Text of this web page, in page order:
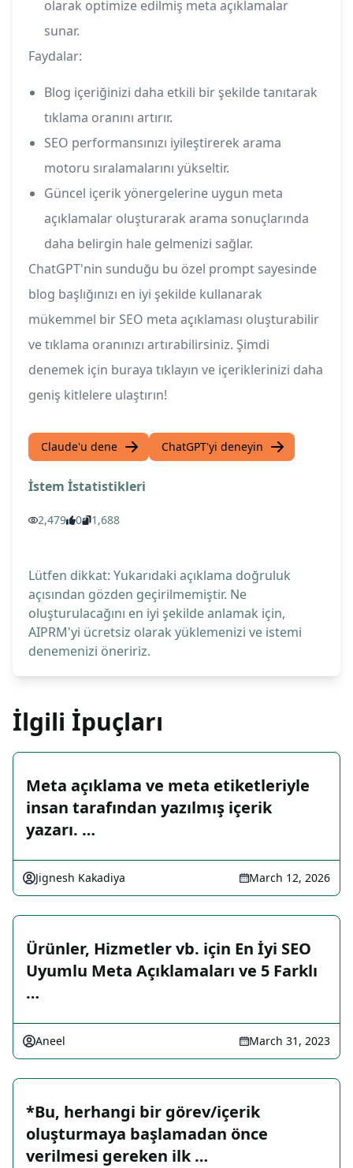
olarak optimize edilmiş meta açıklamalar
sunar.
Faydalar:
Blog içeriğinizi daha etkili bir şekilde tanıtarak
tıklama oranını artırır.
SEO performansınızı iyileştirerek arama
motoru sıralamalarını yükseltir.
Güncel içerik yönergelerine uygun meta
açıklamalar oluşturarak arama sonuçlarında
daha belirgin hale gelmenizi sağlar.
ChatGPT'nin sunduğu bu özel prompt sayesinde
blog başlığınızı en iyi şekilde kullanarak
mükemmel bir SEO meta açıklaması oluşturabilir
ve tıklama oranınızı artırabilirsiniz. Şimdi
denemek için buraya tıklayın ve içeriklerinizi daha
geniş kitlelere ulaştırın!
Claude'u dene ChatGPT'yi deneyin
İstem İstatistikleri
2,479 0 1,688
Lütfen dikkat: Yukarıdaki açıklama doğruluk
açısından gözden geçirilmemiştir. Ne
oluşturulacağını en iyi şekilde anlamak için,
AIPRM'yi ücretsiz olarak yüklemenizi ve istemi
denemenizi öneririz.
İlgili İpuçları
Meta açıklama ve meta etiketleriyle
insan tarafından yazılmış içerik
yazarı. …
Jignesh Kakadiya March 12, 2026
Ürünler, Hizmetler vb. için En İyi SEO
Uyumlu Meta Açıklamaları ve 5 Farklı
…
Aneel March 31, 2023
*Bu, herhangi bir görev/içerik
oluşturmaya başlamadan önce
verilmesi gereken ilk …